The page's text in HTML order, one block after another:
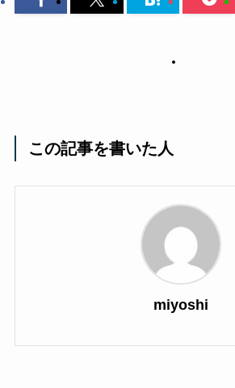
この記事を書いた人
miyoshi